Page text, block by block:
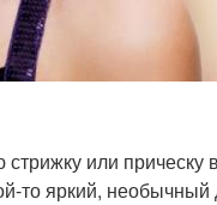
или
то яркий, необычный